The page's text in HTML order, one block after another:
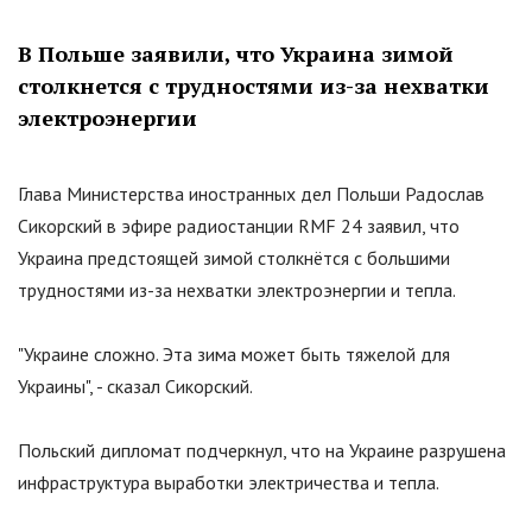
В Польше заявили, что Украина зимой
столкнется с трудностями из-за нехватки
электроэнергии
Глава Министерства иностранных дел Польши Радослав
Сикорский в эфире радиостанции RMF 24 заявил, что
Украина предстоящей зимой столкнётся с большими
трудностями из-за нехватки электроэнергии и тепла.
"Украине сложно. Эта зима может быть тяжелой для
Украины", - сказал Сикорский.
Польский дипломат подчеркнул, что на Украине разрушена
инфраструктура выработки электричества и тепла.